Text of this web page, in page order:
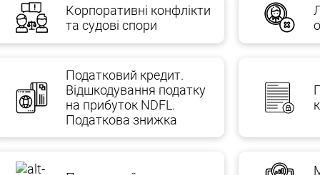
юридичний супровід великих інтернет-проектів. Щоб
e / AGTLua
local/
Корпоративні конфлікти
та судові спори
Податковий кредит.
Відшкодування податку
на прибуток NDFL.
Податкова знижка